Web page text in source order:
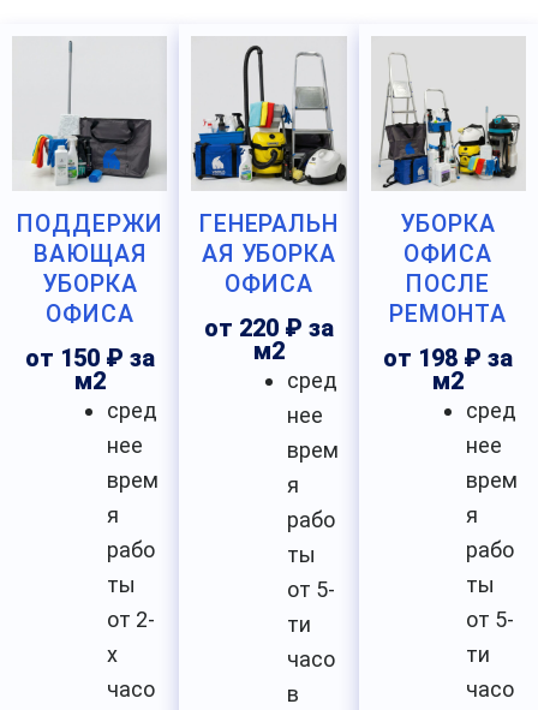
ПОДДЕРЖИ
ВАЮЩАЯ
УБОРКА
ОФИСА
от 150 ₽ за
м2
сред
нее
врем
я
рабо
ты
от 2-
х
часо
ГЕНЕРАЛЬН
АЯ УБОРКА
ОФИСА
от 220 ₽ за
м2
сред
нее
врем
я
рабо
ты
от 5-
ти
часо
в
УБОРКА
ОФИСА
ПОСЛЕ
РЕМОНТА
от 198 ₽ за
м2
сред
нее
врем
я
рабо
ты
от 5-
ти
часо